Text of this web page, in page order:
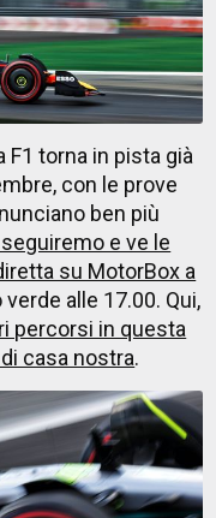
F1 torna in pista già
con le prove
ben più
e ve le
su MotorBox a
alle 17.00. Qui,
percorsi in questa
casa nostra.